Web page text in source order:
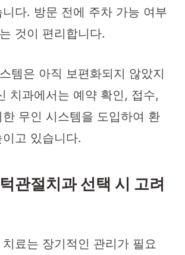
다. 방문 전에 주차 가능 여부
것이 편리합니다.
템은 아직 보편화되지 않았지
치과에서는 예약 확인, 접수,
무인 시스템을 도입하여 환
고 있습니다.
관절치과 선택 시 고려
료는 장기적인 관리가 필요